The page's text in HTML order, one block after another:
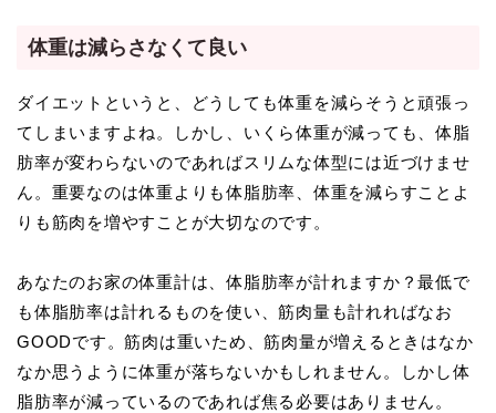
体重は減らさなくて良い
ダイエットというと、どうしても体重を減らそうと頑張っ
てしまいますよね。しかし、いくら体重が減っても、体脂
肪率が変わらないのであればスリムな体型には近づけませ
ん。重要なのは体重よりも体脂肪率、体重を減らすことよ
りも筋肉を増やすことが大切なのです。
あなたのお家の体重計は、体脂肪率が計れますか？最低で
も体脂肪率は計れるものを使い、筋肉量も計れればなお
GOODです。筋肉は重いため、筋肉量が増えるときはなか
なか思うように体重が落ちないかもしれません。しかし体
脂肪率が減っているのであれば焦る必要はありません。